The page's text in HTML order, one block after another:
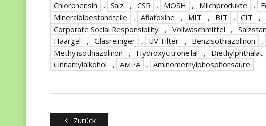
Chlorphensin
, Salz , CSR , MOSH , Milchprodukte ,
Mineralölbestandteile
, Aflatoxine , MIT , BIT , CIT ,
Corporate Social Responsibility
, Vollwaschmittel ,
Haargel
, Glasreiniger , UV-Filter , Benzisothiazolinon ,
Methylisothiazolinon
, Hydroxycitronellal , Diethylphthalat
Cinnamylalkohol
, AMPA , Aminomethylphosphonsäure
Zurück